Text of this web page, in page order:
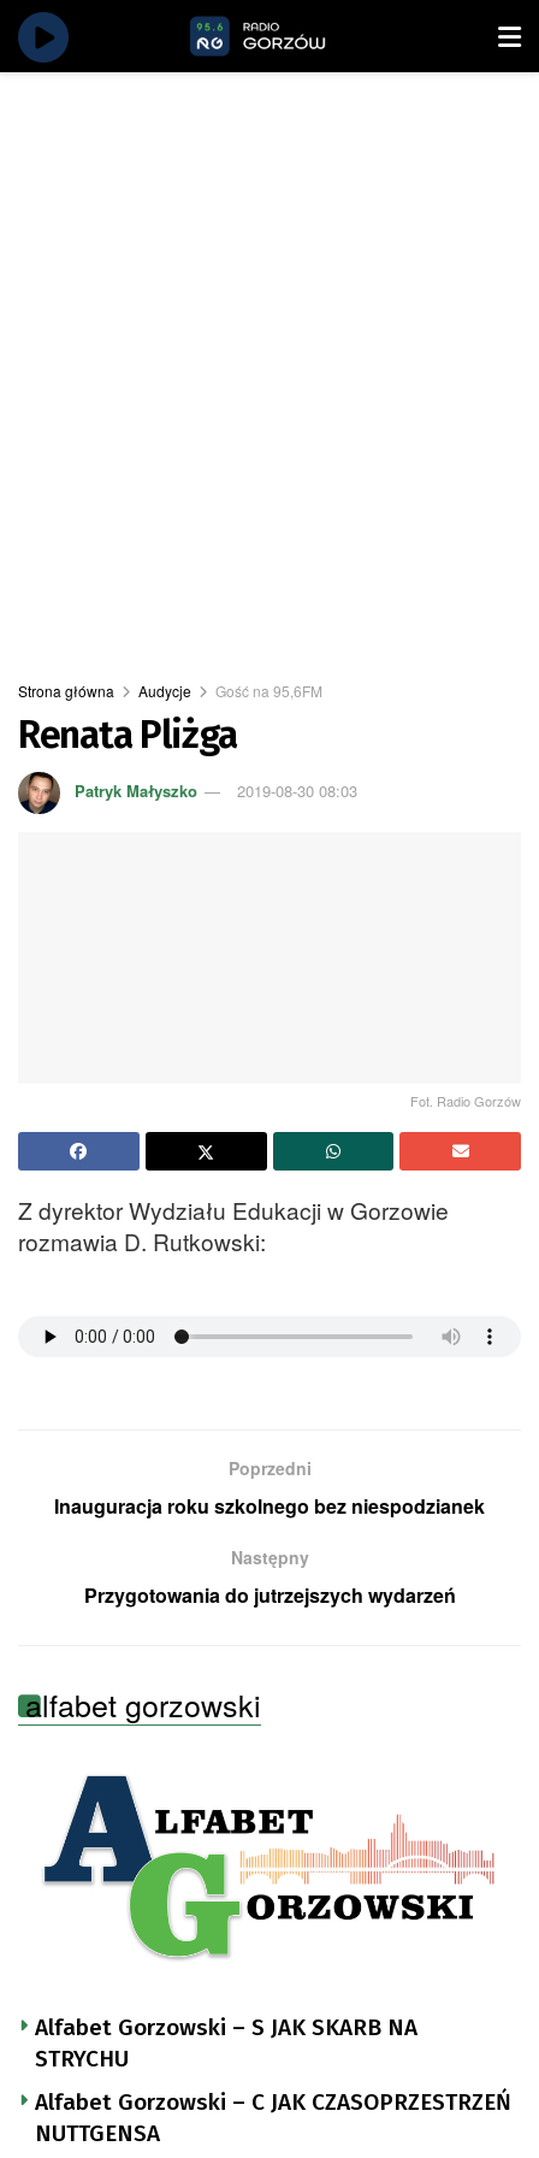
Strona główna Audycje Gość na 95,6FM
Renata Pliżga
Patryk Małyszko 2019-08-30 08:03
Fot. Radio Gorzów
Z dyrektor Wydziału Edukacji w Gorzowie
rozmawia D. Rutkowski:
Poprzedni
Inauguracja roku szkolnego bez niespodzianek
Następny
Przygotowania do jutrzejszych wydarzeń
alfabet gorzowski
Alfabet Gorzowski – S JAK SKARB NA
STRYCHU
Alfabet Gorzowski – C JAK CZASOPRZESTRZEŃ
NUTTGENSA